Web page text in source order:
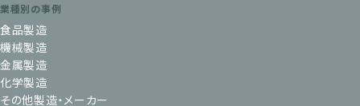
業種別の事例
食品製造
機械製造
金属製造
化学製造
その他製造・メーカー